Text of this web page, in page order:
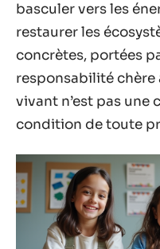
basculer vers les
restaurer les
concrètes, portées
responsabilité chère
vivant n’est pas une
condition de toute